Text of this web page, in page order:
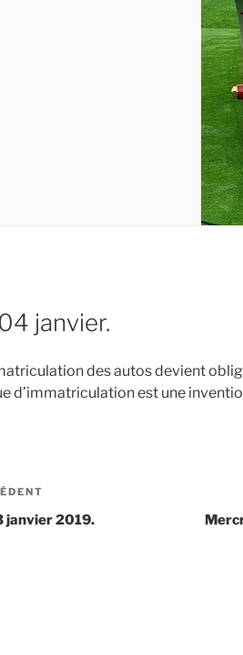
janvier.
des autos devient
d’immatriculation est une
janvier 2019.